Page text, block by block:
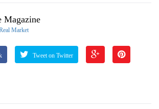
Magazine
Market
Tweet on Twitter